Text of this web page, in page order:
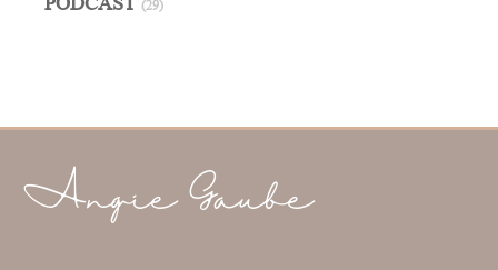
(29)
Angie Gaube